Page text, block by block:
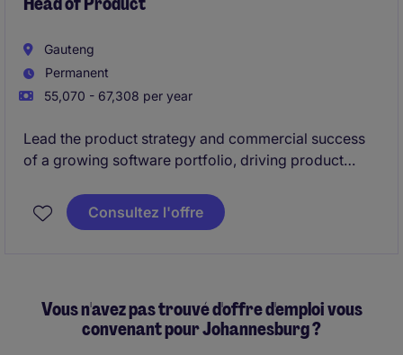
Direction Générale.
Gauteng
Permanent
55,070 - 67,308 per year
Lead the product strategy and commercial success
of a growing software portfolio, driving product
across African markets.
Consultez l'offre
Vous n'avez pas trouvé d'offre d'emploi vous
convenant pour Johannesburg ?